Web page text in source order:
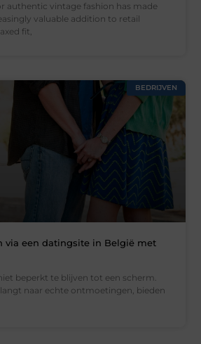
authentic vintage fashion has made
valuable addition to retail
fit,
BEDRIJVEN
via een datingsite in België met
beperkt te blijven tot een scherm.
naar echte ontmoetingen, bieden